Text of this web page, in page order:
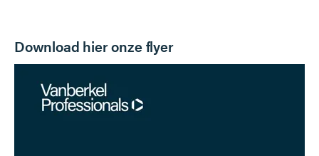
Download hier onze flyer